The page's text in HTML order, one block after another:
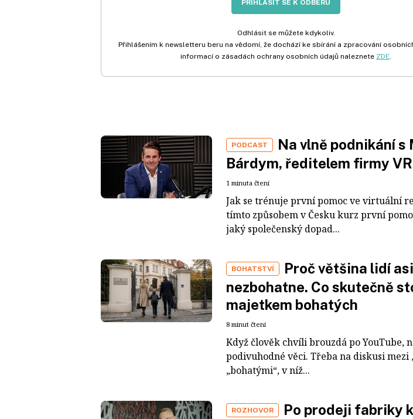
PŘIHLÁSIT SE K ODBĚRU
Odhlásit se můžete kdykoliv.
Přihlášením k newsletteru beru na vědomí, že dochází ke sbírání a zpracování
informací o zásadách ochrany osobních údajů naleznete ZDE
PODCAST
Na vlně podnikání s
Bárdym, ředitelem firmy
1 minuta čtení
Jak se trénuje první pomoc ve virtuální
tímto způsobem v Česku kurz první
jaký společenský dopad...
BOHATSTVÍ
Proč většina lidí
nezbohatne. Co skutečně
majetkem bohatých
8 minut čtení
Když člověk chvíli brouzdá po YouTube,
podivuhodné věci. Třeba na diskusi mezi
„bohatými“, v níž...
ROZHOVOR
Po prodeji fabriky